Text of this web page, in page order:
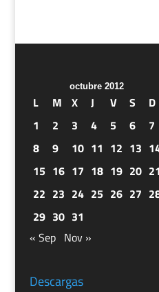
octubre 2012
L M X J V S
D
1
2 3 4 5 6
7
8
9 10 11 12 13
15 16 17 18 19 20 21
22 23 24 25 26 27
29 30 31
« Sep Nov »
Descargas